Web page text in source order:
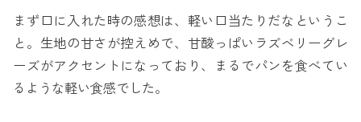
まず口に入れた時の感想は、軽い口当たりだなというこ
と。生地の甘さが控えめで、甘酸っぱいラズベリーグレ
ーズがアクセントになっており、まるでパンを食べてい
るような軽い食感でした。